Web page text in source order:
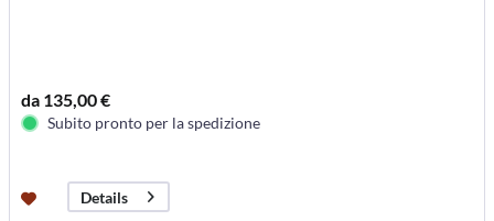
da 135,00 €
Subito pronto per la spedizione
Details